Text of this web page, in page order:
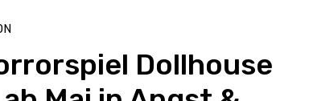
Dollhouse